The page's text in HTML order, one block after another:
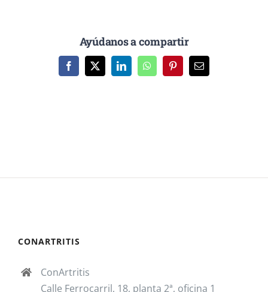
Ayúdanos a compartir
Facebook
X LinkedInWhatsAppPinterestCorreo
electrónico
CONARTRITIS
ConArtritis
Calle Ferrocarril, 18, planta 2ª, oficina 1